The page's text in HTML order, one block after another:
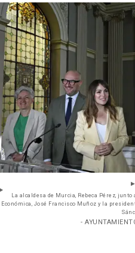
La alcaldesa de Murcia, Rebeca Pérez,
Económica, José Francisco Muñoz y la
-